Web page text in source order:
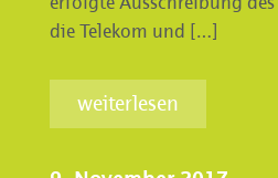
die Telekom und […]
weiterlesen